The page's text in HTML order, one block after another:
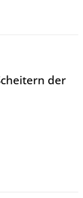
der
Götter"